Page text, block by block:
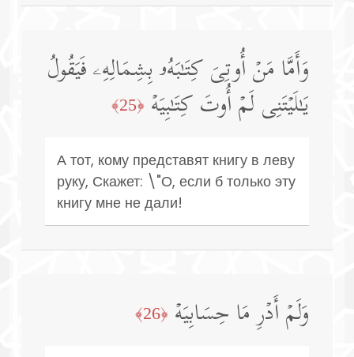
وَأَمَّا مَنۡ أُوتِیَ كِتَـٰبَهُۥ بِشِمَالِهِۦ فَیَقُولُ
یَـٰلَیۡتَنِی لَمۡ أُوتَ كِتَـٰبِیَهۡ ﴿25﴾
А тот, кому представят книгу в леву
руку, Скажет: \"О, если б только эту
книгу мне не дали!
وَلَمۡ أَدۡرِ مَا حِسَابِیَهۡ ﴿26﴾